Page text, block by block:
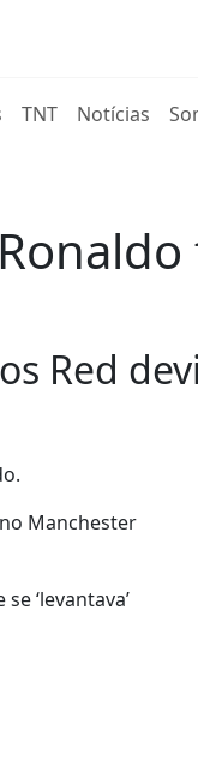
TNT Notícias
Red
Manchester
‘levantava’